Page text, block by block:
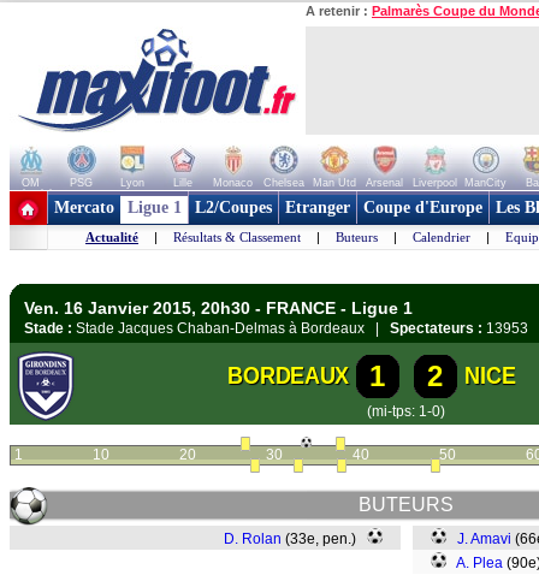
A retenir : Palmarès Coupe du
OM PSG Lyon Lille Monaco Chelsea Man Utd Arsenal Liverpool ManCity
+ de clubs
Mercato Ligue 1 L2/Coupes Etranger Coupe d'Europe Les
Actualité | Résultats & Classement | Buteurs | Calendrier |
Ven. 16 Janvier 2015, 20h30 - FRANCE - Ligue 1
Stade : Stade Jacques Chaban-Delmas à Bordeaux | Spectateurs :
BORDEAUX 1 2 NICE
(mi-tps: 1-0)
1 10 20 30 40 50
BUTEURS
D. Rolan (33e, pen.) J. Amavi
A. Plea